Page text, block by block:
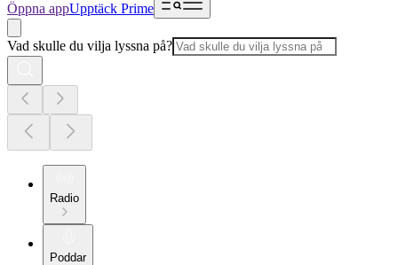
Öppna appUpptäck Prime
Vad skulle du vilja lyssna på?
Radio
Poddar